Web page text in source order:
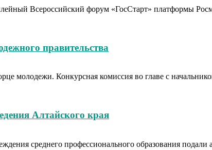
Всероссийский форум «ГосСтарт» платформы
правительства
молодежи. Конкурсная комиссия во главе с
Алтайского края
среднего профессионального образования